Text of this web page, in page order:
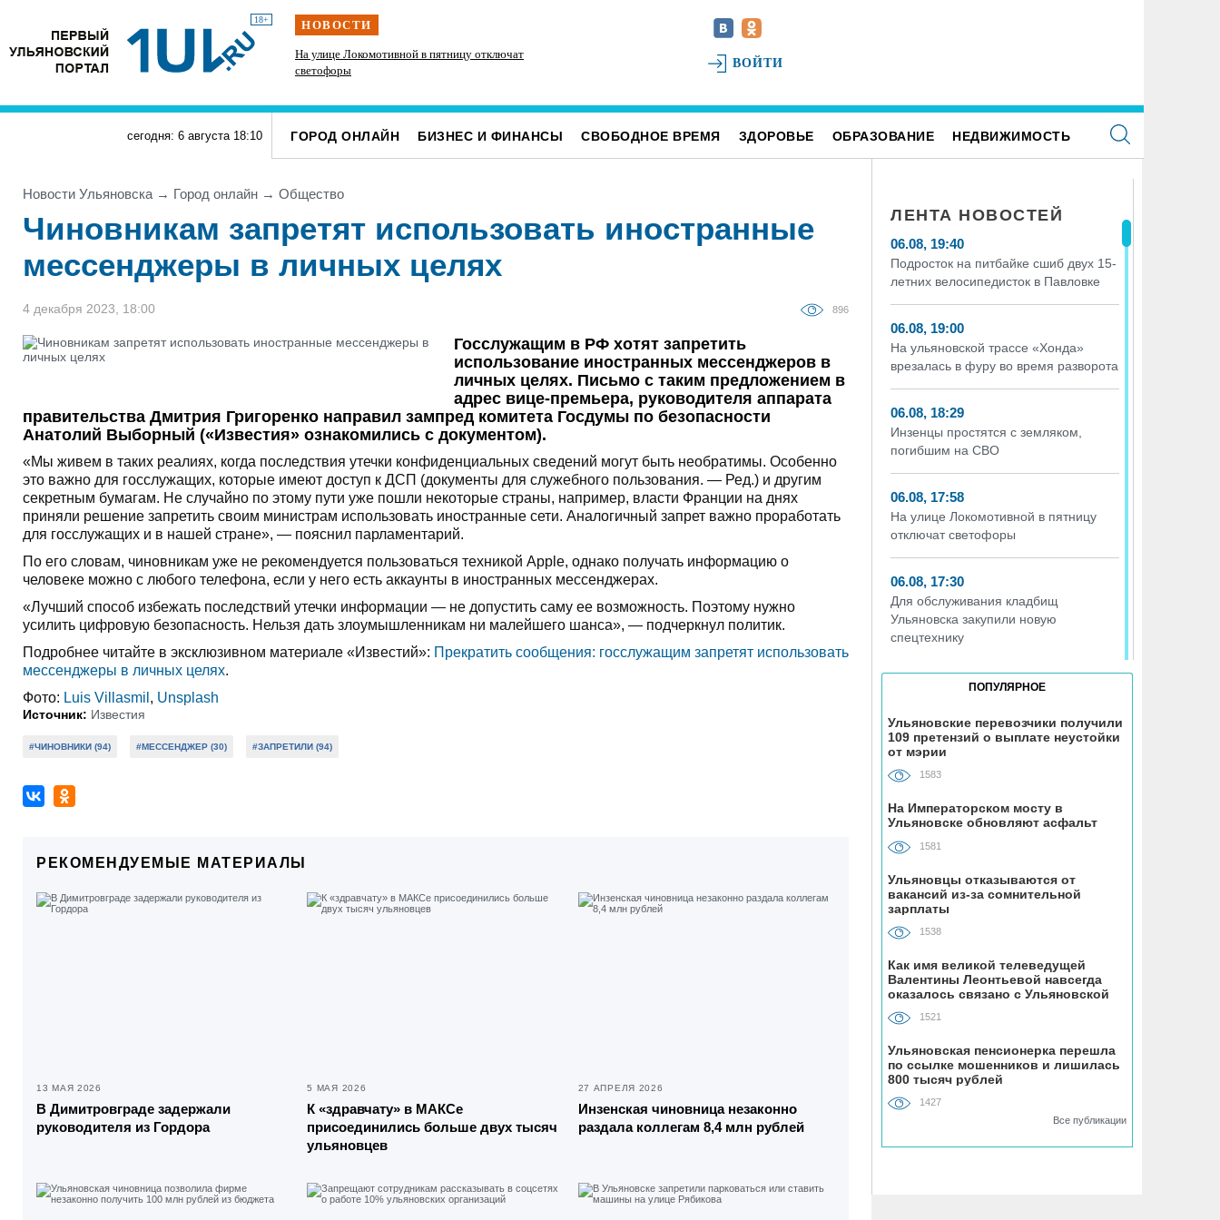
18+ НОВОСТИ
Инзенцы простятся с земляком, погибшим на
СВО
На улице Локомотивной в пятницу отключат
светофоры
Для обслуживания кладбищ Ульяновска
ВОЙТИ
сегодня: 6 августа 18:10 ГОРОД ОНЛАЙН БИЗНЕС И ФИНАНСЫ СВОБОДНОЕ ВРЕМЯ ЗДОРОВЬЕ ОБРАЗОВАНИЕ НЕДВИЖИМОСТЬ
Новости Ульяновска → Город онлайн → Общество
Чиновникам запретят использовать иностранные
мессенджеры в личных целях
4 декабря 2023, 18:00 896
Госслужащим в РФ хотят запретить
использование иностранных мессенджеров в
личных целях. Письмо с таким предложением в
адрес вице-премьера, руководителя аппарата
правительства Дмитрия Григоренко направил зампред комитета Госдумы по безопасности
Анатолий Выборный («Известия» ознакомились с документом).
«Мы живем в таких реалиях, когда последствия утечки конфиденциальных сведений могут быть необратимы. Особенно
это важно для госслужащих, которые имеют доступ к ДСП (документы для служебного пользования. — Ред.) и другим
секретным бумагам. Не случайно по этому пути уже пошли некоторые страны, например, власти Франции на днях
приняли решение запретить своим министрам использовать иностранные сети. Аналогичный запрет важно проработать
для госслужащих и в нашей стране», — пояснил парламентарий.
По его словам, чиновникам уже не рекомендуется пользоваться техникой Apple, однако получать информацию о
человеке можно с любого телефона, если у него есть аккаунты в иностранных мессенджерах.
«Лучший способ избежать последствий утечки информации — не допустить саму ее возможность. Поэтому нужно
усилить цифровую безопасность. Нельзя дать злоумышленникам ни малейшего шанса», — подчеркнул политик.
Подробнее читайте в эксклюзивном материале «Известий»: Прекратить сообщения: госслужащим запретят использовать
мессенджеры в личных целях.
Фото: Luis Villasmil , Unsplash
Источник: Известия
#ЧИНОВНИКИ (94) #МЕССЕНДЖЕР (30) #ЗАПРЕТИЛИ (94)
РЕКОМЕНДУЕМЫЕ МАТЕРИАЛЫ
13 МАЯ 2026
В Димитровграде задержали
руководителя из Гордора
5 МАЯ 2026
К «здравчату» в МАКСе
присоединились больше двух тысяч
ульяновцев
27 АПРЕЛЯ 2026
Инзенская чиновница незаконно
раздала коллегам 8,4 млн рублей
ЛЕНТА НОВОСТЕЙ
06.08, 19:40
Подросток на питбайке сшиб двух 15-
летних велосипедисток в Павловке
06.08, 19:00
На ульяновской трассе «Хонда»
врезалась в фуру во время разворота
06.08, 18:29
Инзенцы простятся с земляком,
погибшим на СВО
06.08, 17:58
На улице Локомотивной в пятницу
отключат светофоры
06.08, 17:30
Для обслуживания кладбищ
Ульяновска закупили новую
спецтехнику
смена категорий кешбэка создает
волны спроса
06.08, 17:00
В ульяновской школе №7
устанавливают «умные» тренажёры с
QR-кодами
06.08, 16:22
В Ульяновске на месяц перекрыли
участок улицы Ефремова
06.08, 15:59
На здании травмпункта в Ульяновске
появилась мемориальная доска в
честь Рылеева
06.08, 15:29
Прокурор Теребунов нашёл
нарушения в ульяновской колонии
ПОПУЛЯРНОЕ
Ульяновские перевозчики получили
109 претензий о выплате неустойки
от мэрии
1583
На Императорском мосту в
Ульяновске обновляют асфальт
1581
Ульяновцы отказываются от
вакансий из-за сомнительной
зарплаты
1538
Как имя великой телеведущей
Валентины Леонтьевой навсегда
оказалось связано с Ульяновской
областью
1521
Ульяновская пенсионерка перешла
по ссылке мошенников и лишилась
800 тысяч рублей
1427
Все публикации